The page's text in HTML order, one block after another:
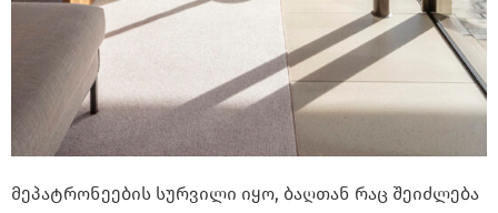
მეპატრონეების სურვილი იყო, ბაღთან რაც შეიძლება